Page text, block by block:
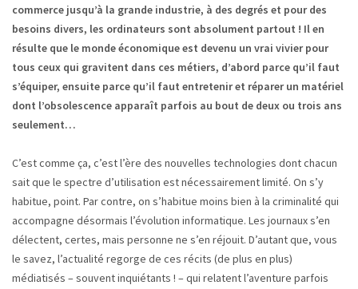
commerce jusqu’à la grande industrie, à des degrés et pour des
besoins divers, les ordinateurs sont absolument partout ! Il en
résulte que le monde économique est devenu un vrai vivier pour
tous ceux qui gravitent dans ces métiers, d’abord parce qu’il faut
s’équiper, ensuite parce qu’il faut entretenir et réparer un matériel
dont l’obsolescence apparaît parfois au bout de deux ou trois ans
seulement…
C’est comme ça, c’est l’ère des nouvelles technologies dont chacun
sait que le spectre d’utilisation est nécessairement limité. On s’y
habitue, point. Par contre, on s’habitue moins bien à la criminalité qui
accompagne désormais l’évolution informatique. Les journaux s’en
délectent, certes, mais personne ne s’en réjouit. D’autant que, vous
le savez, l’actualité regorge de ces récits (de plus en plus)
médiatisés – souvent inquiétants ! – qui relatent l’aventure parfois